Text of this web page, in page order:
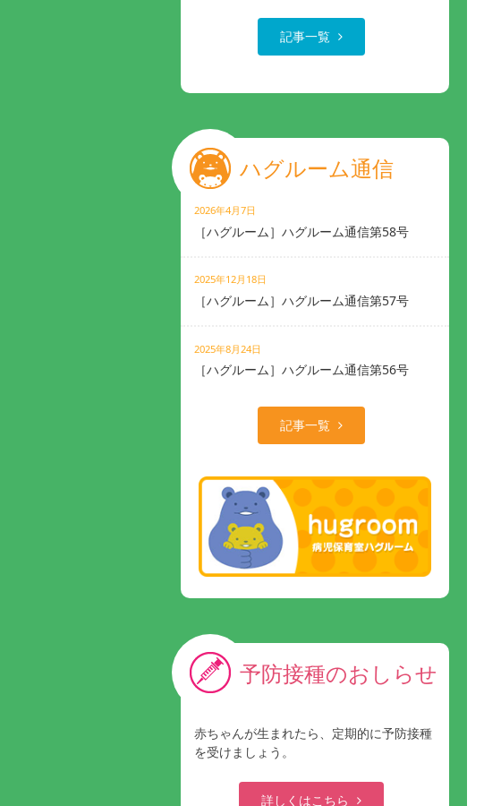
記事一覧
ハグルーム通信
2026年4月7日
［ハグルーム］ハグルーム通信第58号
2025年12月18日
［ハグルーム］ハグルーム通信第57号
2025年8月24日
［ハグルーム］ハグルーム通信第56号
記事一覧
予防接種のおしらせ
赤ちゃんが生まれたら、定期的に予防接種
を受けましょう。
詳しくはこちら